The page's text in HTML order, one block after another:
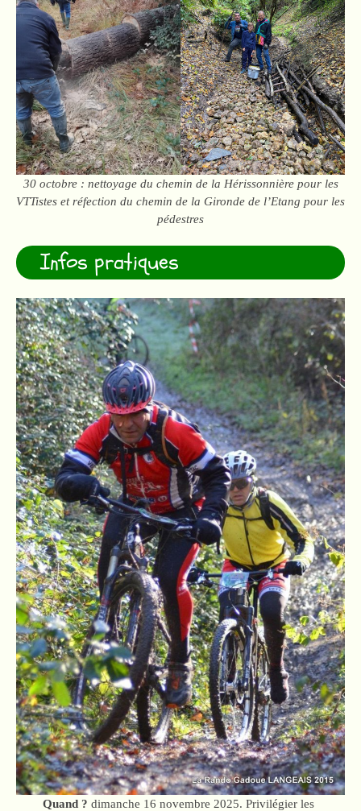
30 octobre : nettoyage du chemin de la Hérissonnière pour les
VTTistes et réfection du chemin de la Gironde de l’Etang pour les
pédestres
Infos pratiques
Quand ? dimanche 16 novembre 2025. Privilégier les